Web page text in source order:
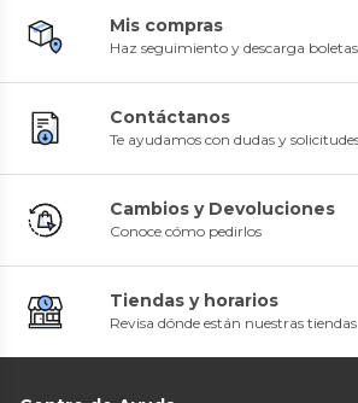
Mis compras
Haz seguimiento y descarga boletas
Contáctanos
Te ayudamos con dudas y
Cambios y Devoluciones
Conoce cómo pedirlos
Tiendas y horarios
Revisa dónde están nuestras tiendas